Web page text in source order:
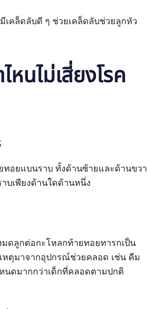
คล็ดลับดี ๆ ช่วยเคล็ดลับช่วยลูกหัว
นไม่เสี่ยงโรค
อยแบนราบ ทั้งด้านซ้ายและด้านขวา
บเพียงด้านใดด้านหนึ่ง
ดลูกต่อกะโหลกท้ายทอยทารกเป็น
หตุมาจากอุปกรณ์ช่วยคลอด เช่น คีม
นดมากกว่าเด็กที่คลอดตามปกติ